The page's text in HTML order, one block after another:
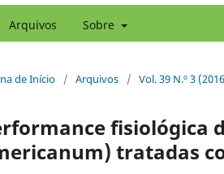
Arquivos Sobre
de Início / Arquivos / Vol. 39 N.º 3
fisiológica
tratadas